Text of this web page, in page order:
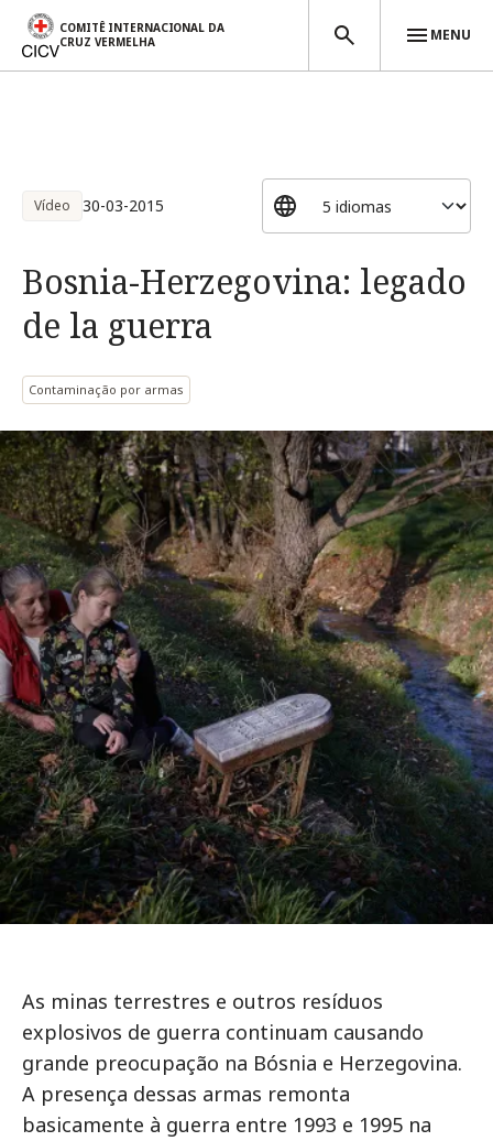
COMITÊ INTERNACIONAL DA
CRUZ VERMELHA
MENU
Vídeo 30-03-2015
Bosnia-Herzegovina: legado
de la guerra
Contaminação por armas
As minas terrestres e outros resíduos
explosivos de guerra continuam causando
grande preocupação na Bósnia e Herzegovina.
A presença dessas armas remonta
basicamente à guerra entre 1993 e 1995 na